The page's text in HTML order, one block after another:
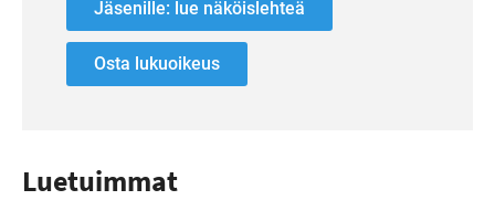
Jäsenille: lue näköislehteä
Osta lukuoikeus
Luetuimmat